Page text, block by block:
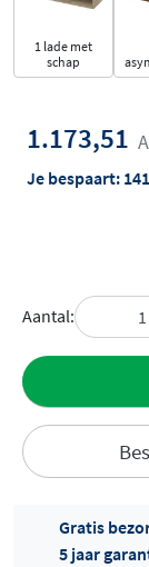
1 lade met
schap
1.173,51
Je bespaart:
Aantal:
Gratis
5 jaar